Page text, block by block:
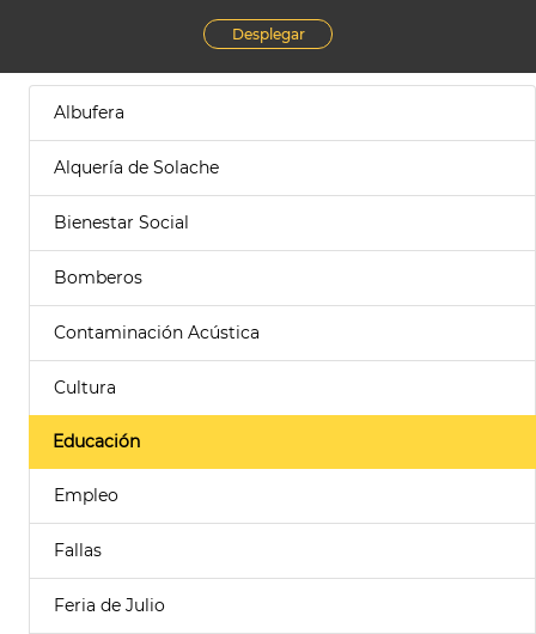
Desplegar
Albufera
Alquería de Solache
Bienestar Social
Bomberos
Contaminación Acústica
Cultura
Educación
Empleo
Fallas
Feria de Julio